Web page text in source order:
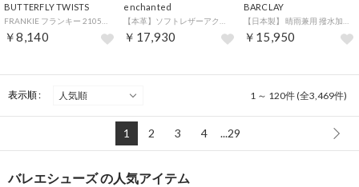
BUTTERFLY TWISTS
￥8,140
enchanted
￥17,930
BARCLAY
￥15,950
表示順 : 1 ～ 120件 (全3,469件)
1 2 3 4 ...29
バレエシューズ の人気アイテム